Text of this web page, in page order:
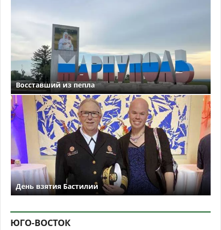
Восставший из пепла
День взятия Бастилии
ЮГО-ВОСТОК